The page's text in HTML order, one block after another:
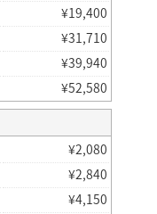
¥19,400
¥31,710
¥39,940
¥52,580
¥2,080
¥2,840
¥4,150